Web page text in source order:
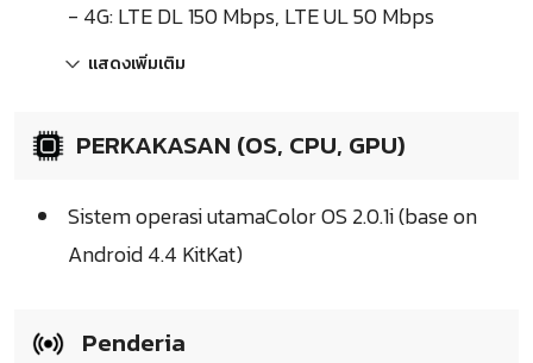
- 4G: LTE DL 150 Mbps, LTE UL 50 Mbps
แสดงเพิ่มเติม
PERKAKASAN (OS, CPU, GPU)
Sistem operasi utamaColor OS 2.0.1i (base on
Android 4.4 KitKat)
Penderia